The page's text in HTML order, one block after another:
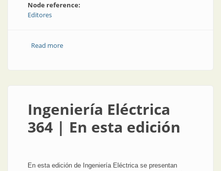
Node reference:
Editores
Read moreabout Ingeniería Eléctrica 365 | En esta edición
Ingeniería Eléctrica
364 | En esta edición
En esta edición de Ingeniería Eléctrica se presentan